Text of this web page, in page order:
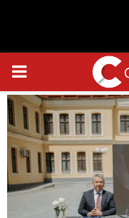
PRIMARY
MENU